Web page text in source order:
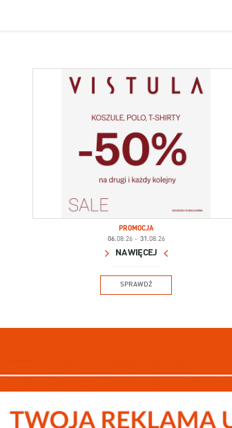
PROMOCJA
06.08.26 - 31.08.26
NA WIĘCEJ
SPRAWDŹ